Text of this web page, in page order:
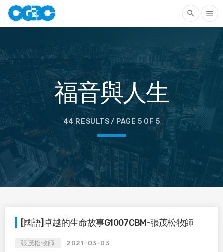
search menu
福音與人生
44 RESULTS / PAGE 5 OF 5
[國語]卓越的生命故事G1007CBM-張茂松牧師
張茂松牧師 2021-03-03